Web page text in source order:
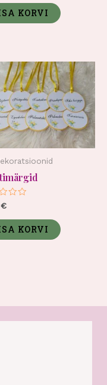
KORVI
€
KORVI